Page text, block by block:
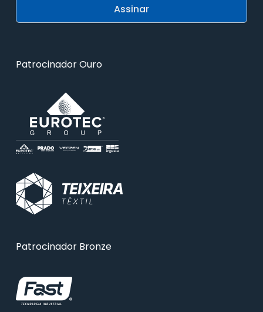
Patrocinador Ouro
Patrocinador Bronze